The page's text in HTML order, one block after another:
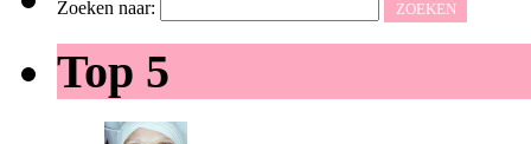
Zoeken naar:
Top 5